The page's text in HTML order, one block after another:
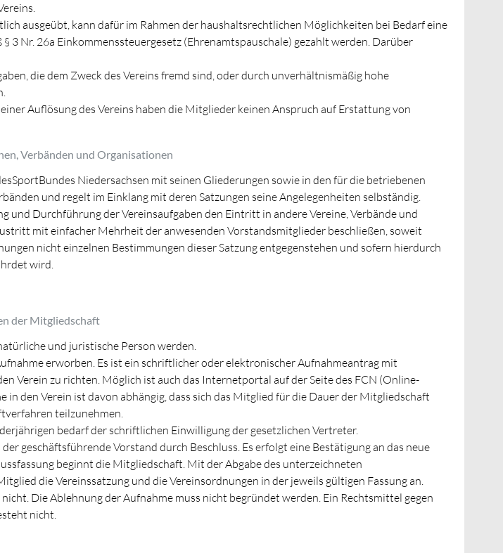
ausgeübt, kann dafür im Rahmen der haushaltsrechtlichen Möglichkeiten bei Bedarf eine
3 Nr. 26a Einkommenssteuergesetz (Ehrenamtspauschale) gezahlt werden. Darüber
die dem Zweck des Vereins fremd sind, oder durch unverhältnismäßig hohe
Auflösung des Vereins haben die Mitglieder keinen Anspruch auf Erstattung von
Verbänden und Organisationen
Niedersachsen mit seinen Gliederungen sowie in den für die betriebenen
und regelt im Einklang mit deren Satzungen seine Angelegenheiten selbständig.
und Durchführung der Vereinsaufgaben den Eintritt in andere Vereine, Verbände und
mit einfacher Mehrheit der anwesenden Vorstandsmitglieder beschließen, soweit
nicht einzelnen Bestimmungen dieser Satzung entgegenstehen und sofern hierdurch
wird.
der Mitgliedschaft
und juristische Person werden.
erworben. Es ist ein schriftlicher oder elektronischer Aufnahmeantrag mit
Verein zu richten. Möglich ist auch das Internetportal auf der Seite des FCN (Online-
in den Verein ist davon abhängig, dass sich das Mitglied für die Dauer der Mitgliedschaft
teilzunehmen.
bedarf der schriftlichen Einwilligung der gesetzlichen Vertreter.
geschäftsführende Vorstand durch Beschluss. Es erfolgt eine Bestätigung an das neue
beginnt die Mitgliedschaft. Mit der Abgabe des unterzeichneten
die Vereinssatzung und die Vereinsordnungen in der jeweils gültigen Fassung an.
Die Ablehnung der Aufnahme muss nicht begründet werden. Ein Rechtsmittel gegen
nicht.